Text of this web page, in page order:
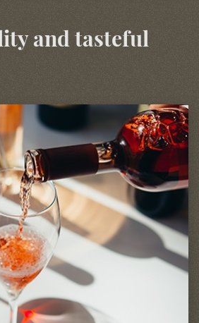
and tasteful